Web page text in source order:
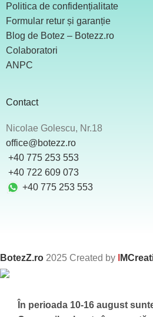
Politica de confidențialitate
Formular retur și garanție
Blog de Botez – Botezz.ro
Colaboratori
ANPC
Contact
Nicolae Golescu, Nr.18
office@botezz.ro
+40 775 253 553
‪ +40 722 609 073
+40 775 253 553
BotezZ.ro 2025 Created by
În perioada 10-16 august